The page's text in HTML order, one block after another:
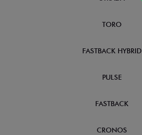
TORO
FASTBACK HYBRID
PULSE
FASTBACK
CRONOS